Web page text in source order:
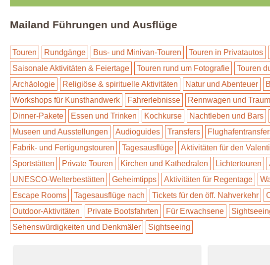
Mailand Führungen und Ausflüge
Touren Rundgänge Bus- und Minivan-Touren Touren in Privatautos
Saisonale Aktivitäten & Feiertage
Touren rund um Fotografie Touren
Archäologie
Religiöse & spirituelle Aktivitäten Natur und Abenteuer
Workshops für Kunsthandwerk
Fahrerlebnisse Rennwagen und
Dinner-Pakete
Essen und Trinken Kochkurse Nachtleben und Bars
Museen und Ausstellungen
Audioguides Transfers
Fabrik- und Fertigungstouren
Tagesausflüge Aktivitäten für den
Sportstätten
Private Touren Kirchen und Kathedralen Lichtertouren
UNESCO-Welterbestätten
Geheimtipps Aktivitäten für Regentage
Escape Rooms
Tagesausflüge nach Tickets für den öff. Nahverkehr
Outdoor-Aktivitäten
Private Bootsfahrten Für Erwachsene
Sehenswürdigkeiten und Denkmäler
Sightseeing